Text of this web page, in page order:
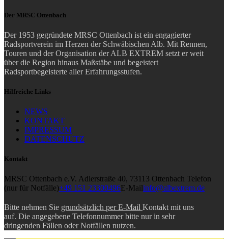
Der MRSC Ottenbach
Der 1953 gegründete MRSC Ottenbach ist ein engagierter
Radsportverein im Herzen der Schwäbischen Alb. Mit Rennen,
Touren und der Organisation der ALB EXTREM setzt er weit
über die Region hinaus Maßstäbe und begeistert
Radsportbegeisterte aller Erfahrungsstufen.
Hilfreiche Links
NEWS
KONTAKT
IMPRESSUM
DATENSCHUTZ
Kontakt
MRSC Ottenbach e.V. Adlerstraße 40, 73113 Ottenbach Telefon
(nur für Notfälle)+49 151 23300496 E-Mail info@albextrem.de
Bitte nehmen Sie grundsätzlich per E-Mail Kontakt mit uns
auf. Die angegebene Telefonnummer bitte nur in sehr
dringenden Fällen oder Notfällen nutzen.